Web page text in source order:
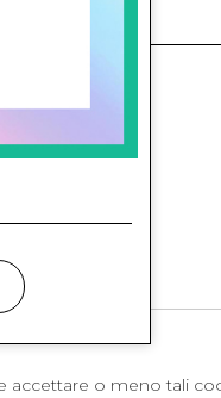
accettare o meno tali